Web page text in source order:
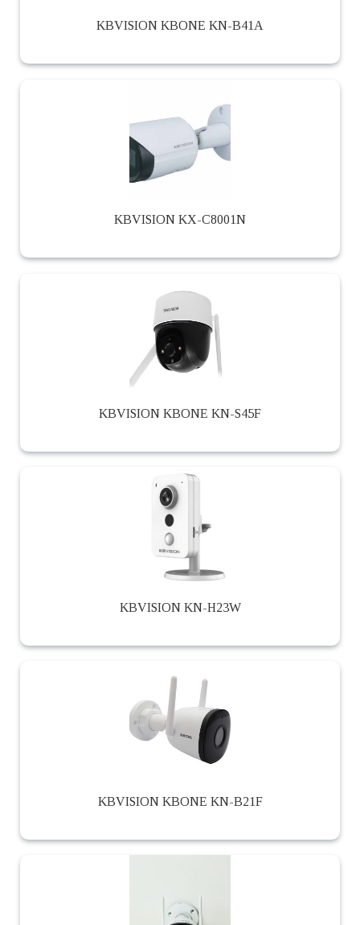
KBVISION KBONE KN-B41A
KBVISION KX-C8001N
KBVISION KBONE KN-S45F
KBVISION KN-H23W
KBVISION KBONE KN-B21F